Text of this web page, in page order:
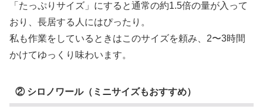
「たっぷりサイズ」にすると通常の約1.5倍の量が入って
おり、長居する人にはぴったり。
私も作業をしているときはこのサイズを頼み、2〜3時間
かけてゆっくり味わいます。
② シロノワール（ミニサイズもおすすめ）